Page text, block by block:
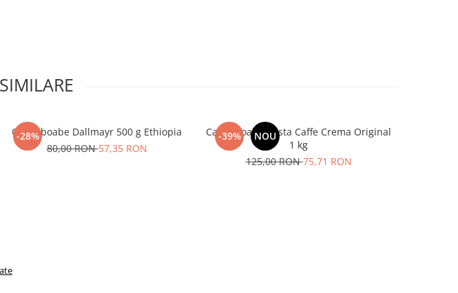
-28%
Cafea boabe Dallmayr 500 g Ethiopia
80,00 RON57,35 RON
-39% NOU
Cafea boabe Costa Caffe Crema Original
1 kg
125,00 RON75,71 RON